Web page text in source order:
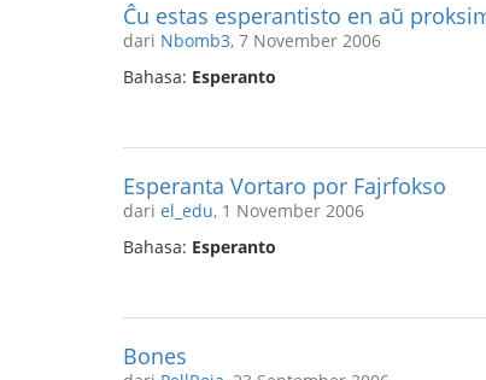
Ĉu estas esperantisto en aŭ
dari Nbomb3, 7 November 2006
Bahasa: Esperanto
Esperanta Vortaro por Fajrfokso
dari el_edu, 1 November 2006
Bahasa: Esperanto
Bones